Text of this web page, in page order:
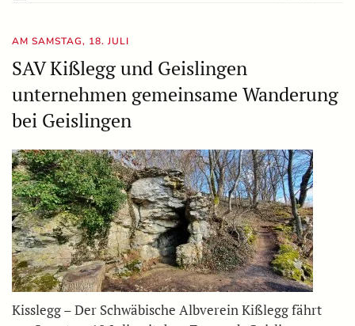
AM SAMSTAG, 18. JULI
SAV Kißlegg und Geislingen
unternehmen gemeinsame Wanderung
bei Geislingen
Kisslegg – Der Schwäbische Albverein Kißlegg fährt